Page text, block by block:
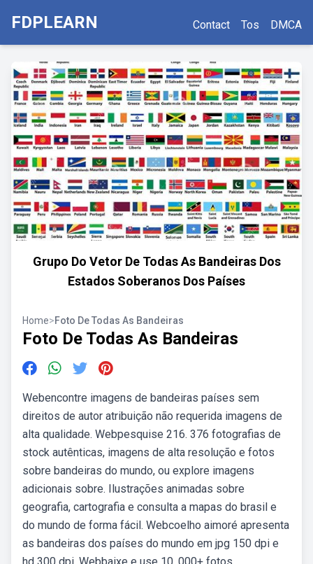
FDPLEARN Contact Tos DMCA
Grupo Do Vetor De Todas As Bandeiras Dos
Estados Soberanos Dos Países
Home>Foto De Todas As Bandeiras
Foto De Todas As Bandeiras
Webencontre imagens de bandeiras países sem
direitos de autor atribuição não requerida imagens de
alta qualidade. Webpesquise 216. 376 fotografias de
stock autênticas, imagens de alta resolução e fotos
sobre bandeiras do mundo, ou explore imagens
adicionais sobre. Ilustrações animadas sobre
geografia, cartografia e consulta a mapas do brasil e
do mundo de forma fácil. Webcoelho aimoré apresenta
as bandeiras dos países do mundo em jpg 150 dpi e